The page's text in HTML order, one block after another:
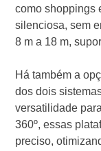
como shoppings
silenciosa, sem
8 m a 18 m,
Há também a
dos dois
versatilidade
360º, essas
preciso,